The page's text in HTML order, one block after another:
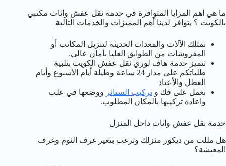
ما هي اهم المزايا المتوافرة في خدمة نقل عفش واثاث مكتبي
بالكويت ؟ يتوافر لدينا أهم المميزات والخدمات التالية
نمتلك الآلات والمعدات الحديثة لتنزيل المكاتب أو
المفروشات من الطوابق العليا بأمان عالي.
تتميز خدمة هاف لوري نقل عفش الكويت بتلبية
طلباتكم على مدار 24 ساعة وطيلة أيام الأسبوع وأيام
العطل والأعياد
نعمل على فك و تركيب الستائر ووضعها في علب
واعادة تركيبها بالمكان المطلوب.
خدمة نقل عفش واثاث داخل المنزل
هل مللت من ديكور منزلك وترغب بتغير غرف النوم وغرف
المعيشة؟